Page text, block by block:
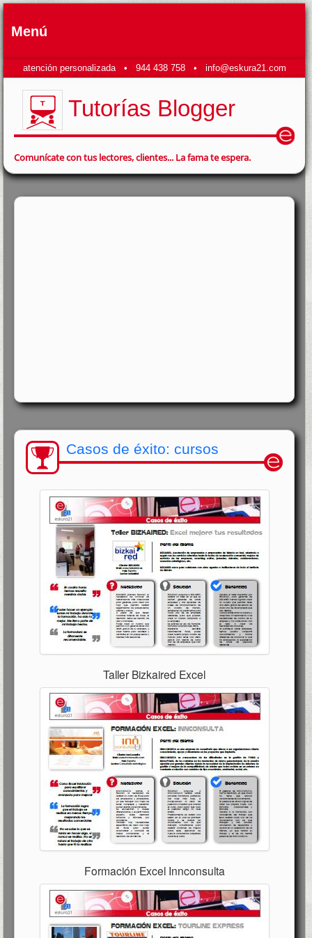
Menú
atención personalizada • 944 438 758• info@eskura21.com
Tutorías Blogger
Comunícate con tus lectores, clientes... La fama te espera.
Casos de éxito: cursos
Taller Bizkaired Excel
Formación Excel Innconsulta